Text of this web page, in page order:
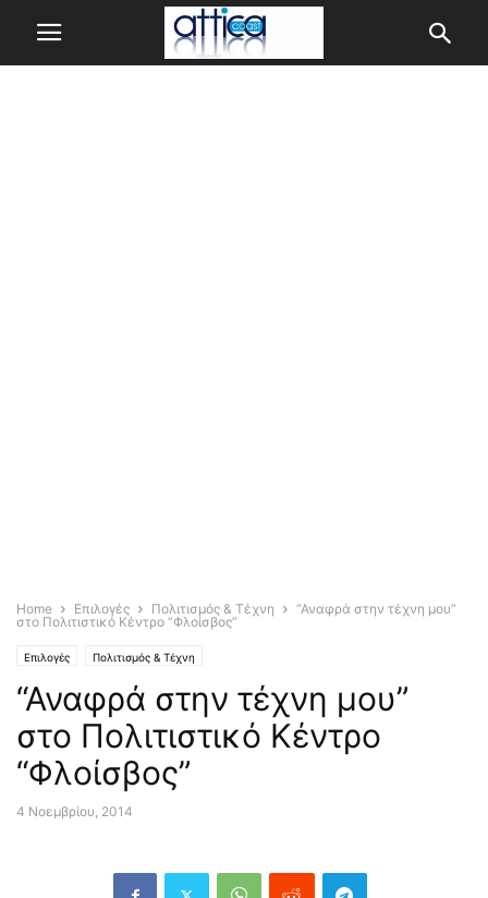
Home Επιλογές Πολιτισμός & Τέχνη
“Αναφρά στην τέχνη μου”
στο Πολιτιστικό Κέντρο “Φλοίσβος”
Επιλογές Πολιτισμός & Τέχνη
“Αναφρά στην τέχνη μου”
στο Πολιτιστικό Κέντρο
“Φλοίσβος”
4 Νοεμβρίου, 2014